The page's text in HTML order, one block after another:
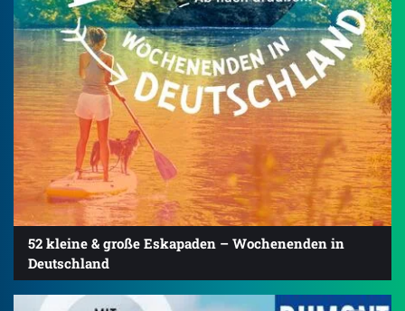
52 kleine & große Eskapaden – Wochenenden in
Deutschland